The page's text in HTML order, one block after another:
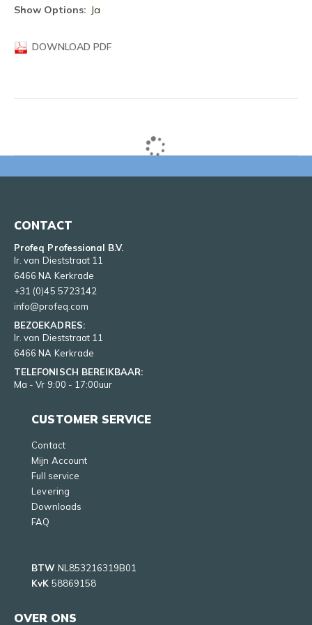
informatie Ja
DOWNLOAD PDF
CONTACT
Profeq Professional B.V.
Ir. van Dieststraat 11
6466 NA Kerkrade
+31 (0)45 5723142
info@profeq.com
BEZOEKADRES:
Ir. van Dieststraat 11
6466 NA Kerkrade
TELEFONISCH BEREIKBAAR:
Ma - Vr 9:00 - 17:00uur
CUSTOMER SERVICE
Contact
Mijn Account
Full service
Levering
Downloads
FAQ
BTW NL853216319B01
KvK 58869158
OVER ONS